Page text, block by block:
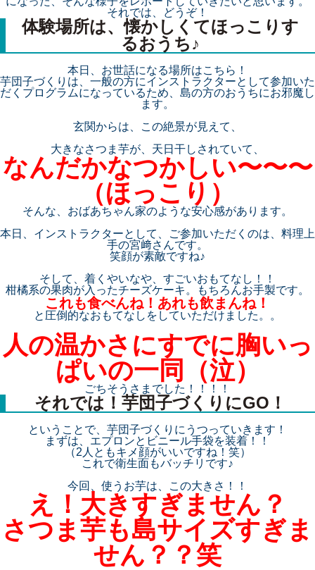
それでは、どうぞ！
体験場所は、懐かしくてほっこりす
るおうち♪
本日、お世話になる場所はこちら！
芋団子づくりは、一般の方にインストラクターとして参加いた
だくプログラムになっているため、島の方のおうちにお邪魔し
ます。
玄関からは、この絶景が見えて、
大きなさつま芋が、天日干しされていて、
なんだかなつかしい〜〜〜
（ほっこり）
そんな、おばあちゃん家のような安心感があります。
本日、インストラクターとして、ご参加いただくのは、料理上
手の宮﨑さんです。
笑顔が素敵ですね♪
そして、着くやいなや、すごいおもてなし！！
柑橘系の果肉が入ったチーズケーキ。もちろんお手製です。
これも食べんね！あれも飲まんね！
と圧倒的なおもてなしをしていただけました。。
人の温かさにすでに胸いっ
ぱいの一同（泣）
ごちそうさまでした！！！！
それでは！芋団子づくりにGO！
ということで、芋団子づくりにうつっていきます！
まずは、エプロンとビニール手袋を装着！！
（2人ともキメ顔がいいですね！笑）
これで衛生面もバッチリです♪
今回、使うお芋は、この大きさ！！
え！大きすぎません？
さつま芋も島サイズすぎま
せん？？笑